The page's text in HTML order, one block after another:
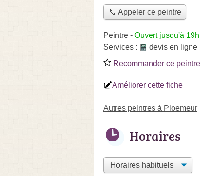
📞 Appeler ce peintre
Peintre - Ouvert jusqu'à 19h
Services :
devis en ligne
Recommander ce peintre
Améliorer cette fiche
Autres peintres à Ploemeur
Horaires